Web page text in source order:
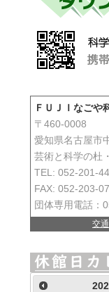
ＦＵＪＩなごや
〒460-0008
愛知県名古屋市
芸術と科学の杜
TEL: 052-201-
FAX: 052-203-
団体専用電話：
交